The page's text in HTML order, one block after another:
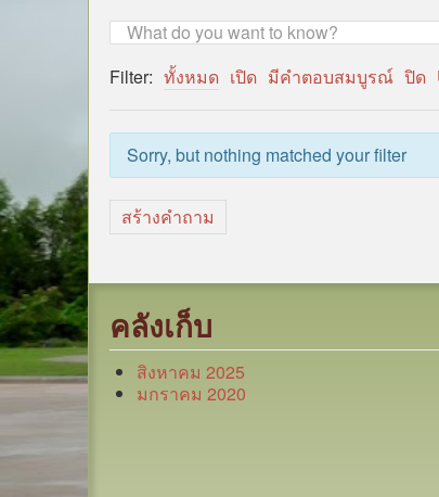
Filter: ทั้งหมด เปิด มีคำตอบสมบูรณ์ ปิด
Sorry, but nothing matched your filter
สร้างคำถาม
คลังเก็บ
สิงหาคม 2025
มกราคม 2020